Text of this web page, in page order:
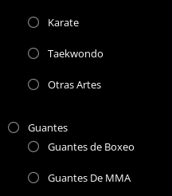
Karate
Taekwondo
Otras Artes
Guantes
Guantes de Boxeo
Guantes De MMA